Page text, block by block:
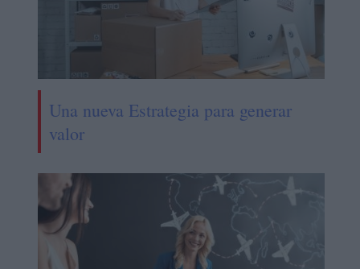
Una nueva Estrategia para generar
valor